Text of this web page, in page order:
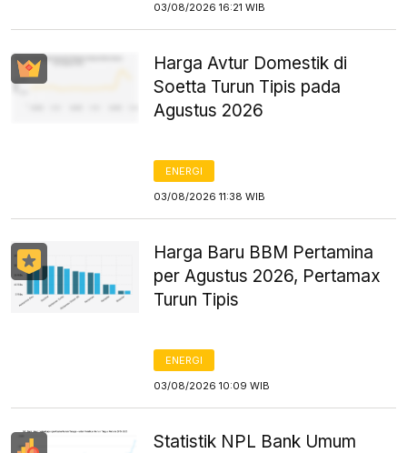
03/08/2026 16:21 WIB
Harga Avtur Domestik di
Soetta Turun Tipis pada
Agustus 2026
ENERGI
03/08/2026 11:38 WIB
Harga Baru BBM Pertamina
per Agustus 2026, Pertamax
Turun Tipis
ENERGI
03/08/2026 10:09 WIB
Statistik NPL Bank Umum